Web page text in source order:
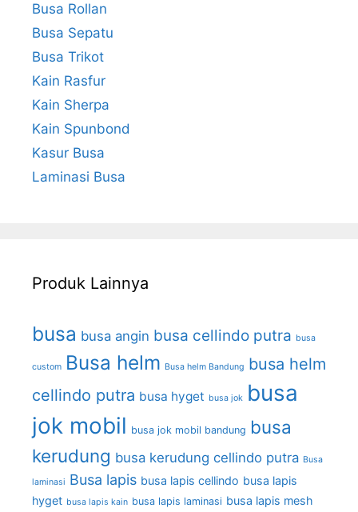
Busa Rollan
Busa Sepatu
Busa Trikot
Kain Rasfur
Kain Sherpa
Kain Spunbond
Kasur Busa
Laminasi Busa
Produk Lainnya
busa busa angin busa cellindo putra busa
custom Busa helm Busa helm Bandung busa helm
cellindo putra busa hyget busa jok busa
jok mobil busa jok mobil bandung busa
kerudung busa kerudung cellindo putra Busa
laminasi Busa lapis busa lapis cellindo busa lapis
hyget busa lapis kain busa lapis laminasi busa lapis mesh